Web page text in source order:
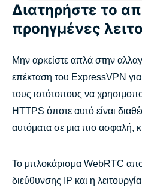
Διατηρήστε το
προηγμένες
Μην αρκείστε απλά στην
επέκταση του ExpressVPN
τους ιστότοπους να
HTTPS όποτε αυτό είναι
αυτόματα σε μια πιο ασφαλή,
Το μπλοκάρισμα WebRTC
διεύθυνσης IP και η